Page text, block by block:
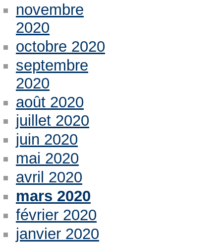
novembre
2020
octobre 2020
septembre
2020
août 2020
juillet 2020
juin 2020
mai 2020
avril 2020
mars 2020
février 2020
janvier 2020